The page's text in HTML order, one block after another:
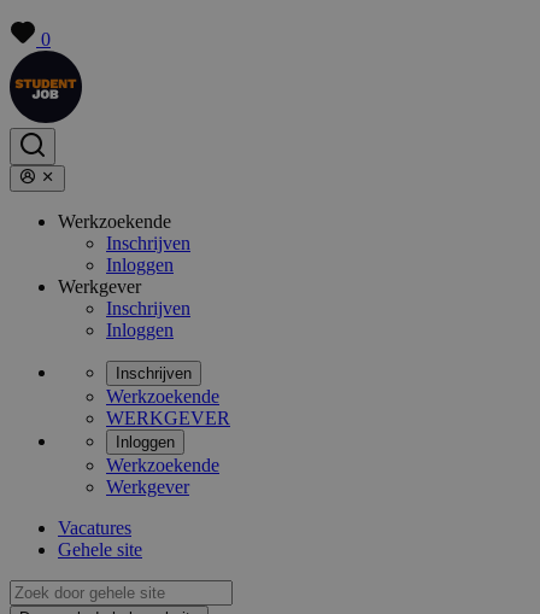
0
Werkzoekende
Inschrijven
Inloggen
Werkgever
Inschrijven
Inloggen
Inschrijven
Werkzoekende
WERKGEVER
Inloggen
Werkzoekende
Werkgever
Vacatures
Gehele site